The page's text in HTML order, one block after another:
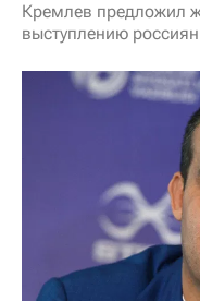
Кремлев предложил
выступлению